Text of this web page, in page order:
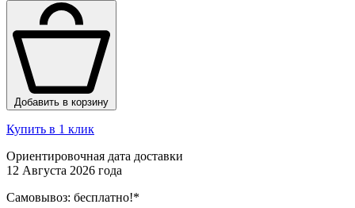
Добавить в корзину
Купить в 1 клик
Ориентировочная дата доставки
12 Августа 2026 года
Самовывоз: бесплатно!*